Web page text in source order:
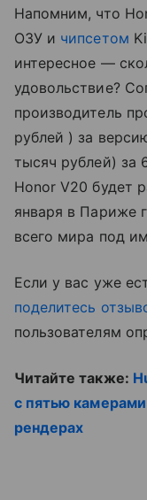
Напомним, что
ОЗУ и чипсетом
интересное —
удовольствие?
производитель
рублей ) за
тысяч рублей) за
Honor V20 будет
января в Париже
всего мира под
Если у вас уже
поделитесь
пользователям
Читайте также:
с пятью
рендерах